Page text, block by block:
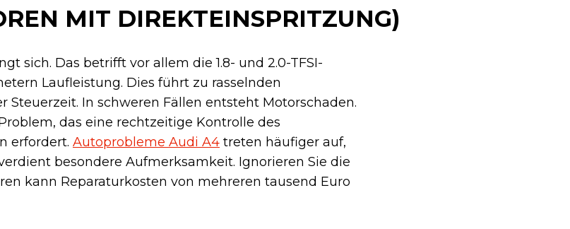
MIT DIREKTEINSPRITZUNG)
sich. Das betrifft vor allem die 1.8- und 2.0-TFSI-
Laufleistung. Dies führt zu rasselnden
Steuerzeit. In schweren Fällen entsteht Motorschaden.
das eine rechtzeitige Kontrolle des
erfordert. Autoprobleme Audi A4 treten häufiger auf,
besondere Aufmerksamkeit. Ignorieren Sie die
kann Reparaturkosten von mehreren tausend Euro